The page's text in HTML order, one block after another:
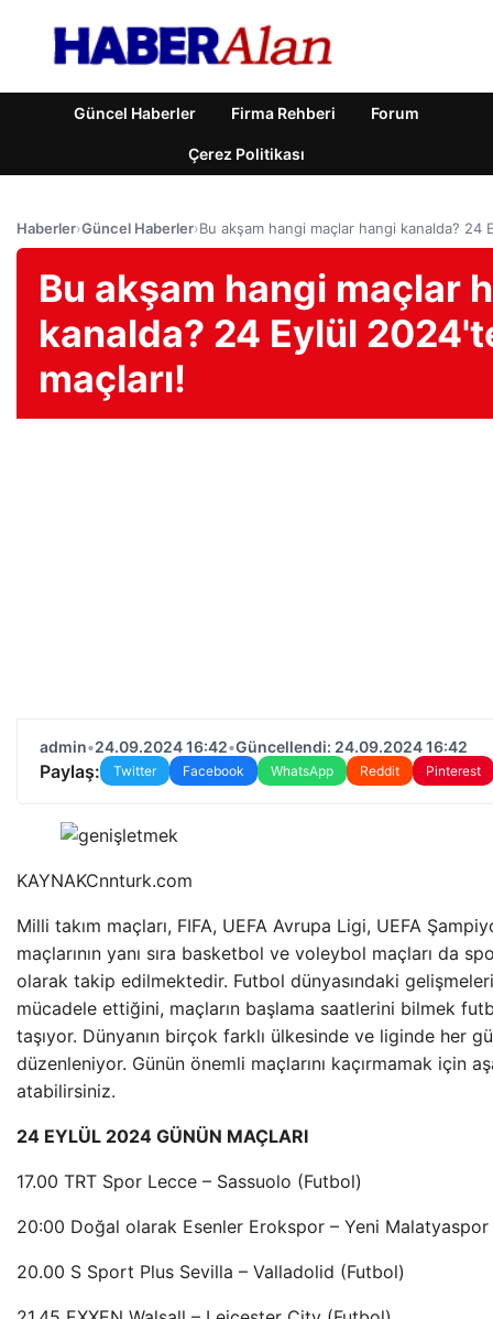
Güncel Haberler Firma Rehberi Forum
Çerez Politikası
Haberler›Güncel Haberler›Bu akşam hangi maçlar hangi kanalda? 24
Bu akşam hangi maçlar
kanalda? 24 Eylül
maçları!
admin•24.09.2024 16:42•Güncellendi: 24.09.2024 16:42
Paylaş: Twitter Facebook WhatsApp Reddit Pinterest
KAYNAKCnnturk.com
Milli takım maçları, FIFA, UEFA Avrupa Ligi, UEFA
maçlarının yanı sıra basketbol ve voleybol maçları da
olarak takip edilmektedir. Futbol dünyasındaki
mücadele ettiğini, maçların başlama saatlerini bilmek
taşıyor. Dünyanın birçok farklı ülkesinde ve liginde her
düzenleniyor. Günün önemli maçlarını kaçırmamak için
atabilirsiniz.
24 EYLÜL 2024 GÜNÜN MAÇLARI
17.00 TRT Spor Lecce – Sassuolo (Futbol)
20:00 Doğal olarak Esenler Erokspor – Yeni
20.00 S Sport Plus Sevilla – Valladolid (Futbol)